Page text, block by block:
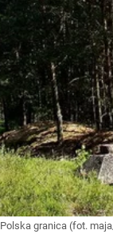
Polska granica (fot.